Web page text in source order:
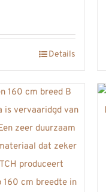
€2922,00
Details